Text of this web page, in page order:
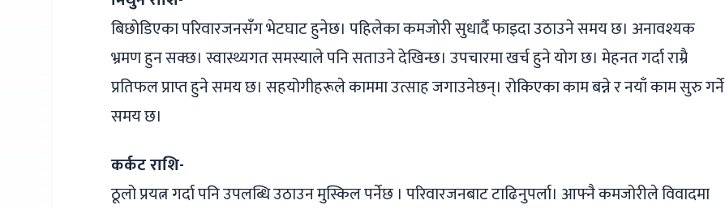
बिछोडिएका परिवारजनसँग भेटघाट हुनेछ। पहिलेका कमजोरी सुधार्दै फाइदा उठाउने समय छ। अनावश्यक
भ्रमण हुन सक्छ। स्वास्थ्यगत समस्याले पनि सताउने देखिन्छ। उपचारमा खर्च हुने योग छ। मेहनत गर्दा राम्रै
प्रतिफल प्राप्त हुने समय छ। सहयोगीहरूले काममा उत्साह जगाउनेछन्। रोकिएका काम बन्ने र नयाँ काम सुरु गर्ने
समय छ।
कर्कट राशि-
ठूलो प्रयत्न गर्दा पनि उपलब्धि उठाउन मुस्किल पर्नेछ । परिवारजनबाट टाढिनुपर्ला। आफ्नै कमजोरीले विवादमा